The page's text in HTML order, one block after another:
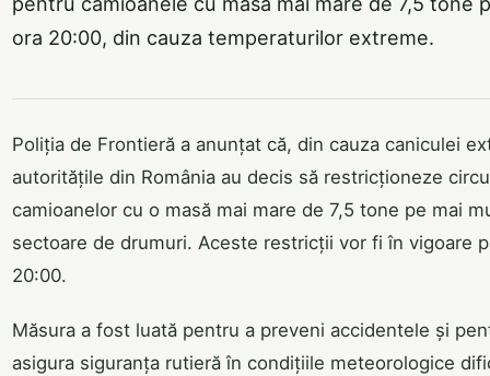
ora 20:00, din cauza temperaturilor extreme.
Poliția de Frontieră a anunțat că, din cauza caniculei
autoritățile din România au decis să restricționeze
camioanelor cu o masă mai mare de 7,5 tone pe mai
sectoare de drumuri. Aceste restricții vor fi în vigoare
20:00.
Măsura a fost luată pentru a preveni accidentele și
asigura siguranța rutieră în condițiile meteorologice